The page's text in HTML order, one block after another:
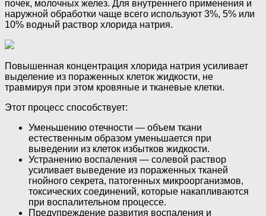
почек, молочных желез. Для внутреннего применения и
наружной обработки чаще всего используют 3%, 5% или
10% водный раствор хлорида натрия.
Повышенная концентрация хлорида натрия усиливает
выделение из пораженных клеток жидкости, не
травмируя при этом кровяные и тканевые клетки.
Этот процесс способствует:
Уменьшению отечности — объем ткани
естественным образом уменьшается при
выведении из клеток избытков жидкости.
Устранению воспаления — солевой раствор
усиливает выведение из пораженных тканей
гнойного секрета, патогенных микроорганизмов,
токсических соединений, которые накапливаются
при воспалительном процессе.
Предупреждение развития воспаления и